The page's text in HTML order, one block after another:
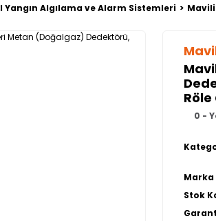
Algılama ve Alarm Sistemleri Mavili
Röle
0 -
Marka
Stok